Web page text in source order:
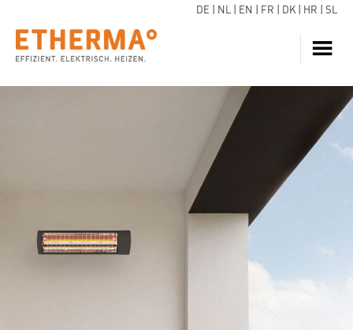
DE NL EN FR DK HR SL
JETZT ANFRAGEN
ECARE